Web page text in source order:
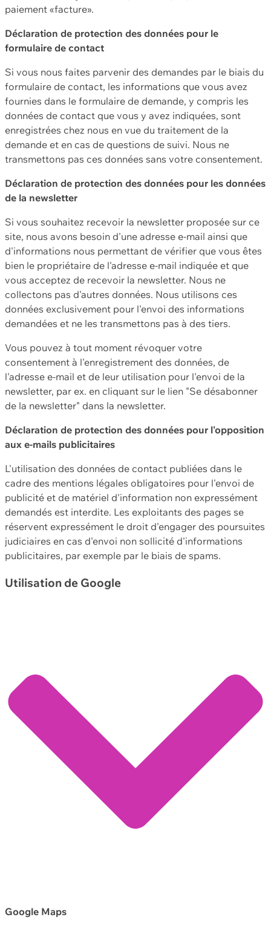
paiement «facture».
Déclaration de protection des données pour le
formulaire de contact
Si vous nous faites parvenir des demandes par le biais du
formulaire de contact, les informations que vous avez
fournies dans le formulaire de demande, y compris les
données de contact que vous y avez indiquées, sont
enregistrées chez nous en vue du traitement de la
demande et en cas de questions de suivi. Nous ne
transmettons pas ces données sans votre consentement.
Déclaration de protection des données pour les données
de la newsletter
Si vous souhaitez recevoir la newsletter proposée sur ce
site, nous avons besoin d'une adresse e-mail ainsi que
d'informations nous permettant de vérifier que vous êtes
bien le propriétaire de l'adresse e-mail indiquée et que
vous acceptez de recevoir la newsletter. Nous ne
collectons pas d'autres données. Nous utilisons ces
données exclusivement pour l'envoi des informations
demandées et ne les transmettons pas à des tiers.
Vous pouvez à tout moment révoquer votre
consentement à l'enregistrement des données, de
l'adresse e-mail et de leur utilisation pour l'envoi de la
newsletter, par ex. en cliquant sur le lien "Se désabonner
de la newsletter" dans la newsletter.
Déclaration de protection des données pour l'opposition
aux e-mails publicitaires
L'utilisation des données de contact publiées dans le
cadre des mentions légales obligatoires pour l'envoi de
publicité et de matériel d'information non expressément
demandés est interdite. Les exploitants des pages se
réservent expressément le droit d'engager des poursuites
judiciaires en cas d'envoi non sollicité d'informations
publicitaires, par exemple par le biais de spams.
Utilisation de Google
Google Maps